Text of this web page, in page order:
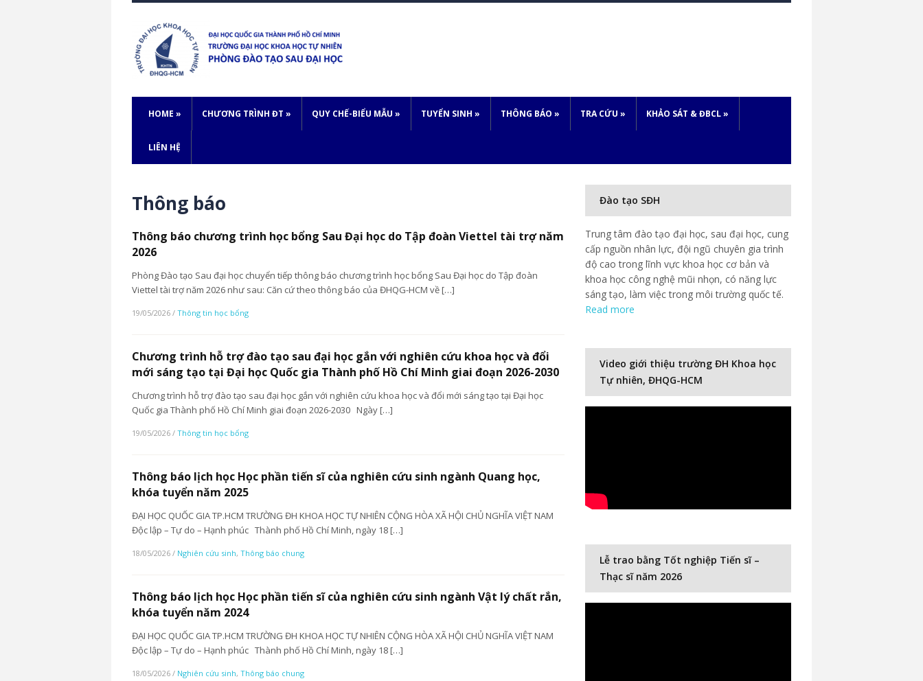
HOME » CHƯƠNG TRÌNH ĐT » QUY CHẾ-BIỂU MẪU » TUYỂN SINH » THÔNG BÁO » TRA CỨU » KHẢO SÁT & ĐBCL»
LIÊN HỆ
Thông báo
Thông báo chương trình học bổng Sau Đại học do Tập đoàn Viettel tài trợ năm
2026
Phòng Đào tạo Sau đại học chuyển tiếp thông báo chương trình học bổng Sau Đại học do Tập đoàn
Viettel tài trợ năm 2026 như sau: Căn cứ theo thông báo của ĐHQG-HCM về […]
19/05/2026 / Thông tin học bổng
Chương trình hỗ trợ đào tạo sau đại học gắn với nghiên cứu khoa học và đổi
mới sáng tạo tại Đại học Quốc gia Thành phố Hồ Chí Minh giai đoạn 2026-2030
Chương trình hỗ trợ đào tạo sau đại học gắn với nghiên cứu khoa học và đổi mới sáng tạo tại Đại học
Quốc gia Thành phố Hồ Chí Minh giai đoạn 2026-2030 Ngày […]
19/05/2026 / Thông tin học bổng
Thông báo lịch học Học phần tiến sĩ của nghiên cứu sinh ngành Quang học,
khóa tuyển năm 2025
ĐẠI HỌC QUỐC GIA TP.HCM TRƯỜNG ĐH KHOA HỌC TỰ NHIÊN CỘNG HÒA XÃ HỘI CHỦ NGHĨA VIỆT NAM
Độc lập – Tự do – Hạnh phúc Thành phố Hồ Chí Minh, ngày 18 […]
18/05/2026 / Nghiên cứu sinh, Thông báo chung
Thông báo lịch học Học phần tiến sĩ của nghiên cứu sinh ngành Vật lý chất rắn,
khóa tuyển năm 2024
ĐẠI HỌC QUỐC GIA TP.HCM TRƯỜNG ĐH KHOA HỌC TỰ NHIÊN CỘNG HÒA XÃ HỘI CHỦ NGHĨA VIỆT NAM
Độc lập – Tự do – Hạnh phúc Thành phố Hồ Chí Minh, ngày 18 […]
18/05/2026 / Nghiên cứu sinh, Thông báo chung
Đào tạo SĐH
Trung tâm đào tạo đại học, sau đại học, cung
cấp nguồn nhân lực, đội ngũ chuyên gia trình
độ cao trong lĩnh vực khoa học cơ bản và
khoa học công nghệ mũi nhọn, có năng lực
sáng tạo, làm việc trong môi trường quốc tế.
Read more
Video giới thiệu trường ĐH Khoa học
Tự nhiên, ĐHQG-HCM
Lễ trao bằng Tốt nghiệp Tiến sĩ –
Thạc sĩ năm 2026